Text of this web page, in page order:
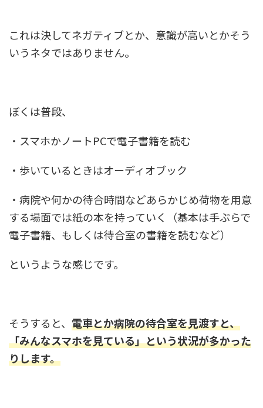
これは決してネガティブとか、意識が高いとかそう
いうネタではありません。
ぼくは普段、
・スマホかノートPCで電子書籍を読む
・歩いているときはオーディオブック
・病院や何かの待合時間などあらかじめ荷物を用意
する場面では紙の本を持っていく（基本は手ぶらで
電子書籍、もしくは待合室の書籍を読むなど）
というような感じです。
そうすると、 電車とか病院の待合室を見渡すと、
「みんなスマホを見ている」という状況が多かった
りします。